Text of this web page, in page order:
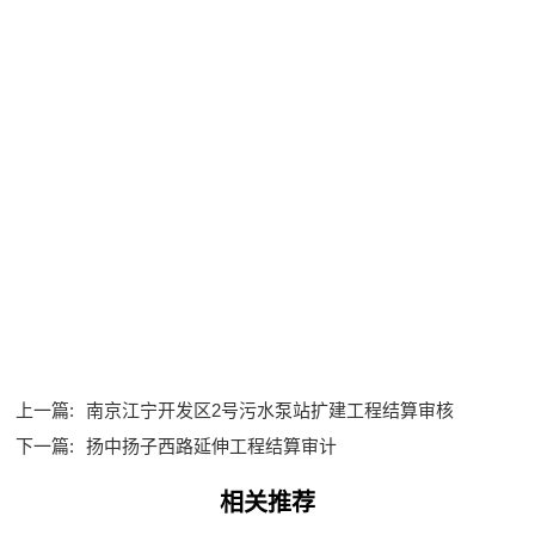
上一篇:
南京江宁开发区2号污水泵站扩建工程结算审核
下一篇:
扬中扬子西路延伸工程结算审计
相关推荐